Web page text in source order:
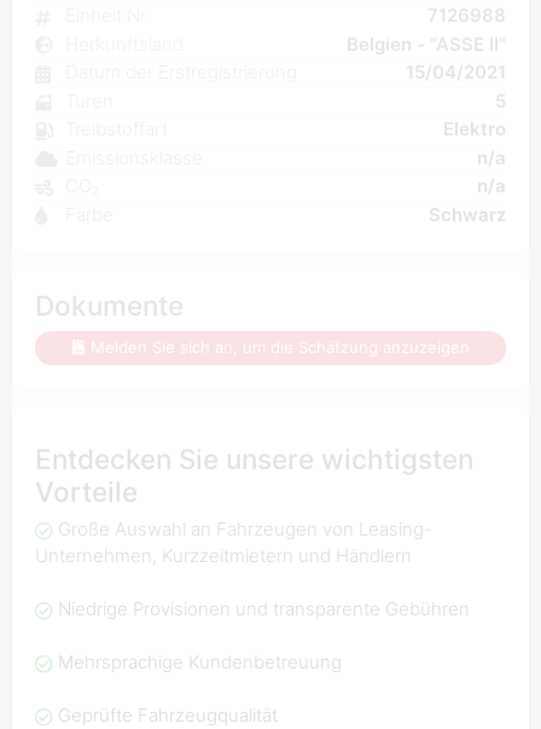
7126988
Belgien - "ASSE II"
15/04/2021
5
Elektro
n/a
n/a
Schwarz
Dokumente
Melden Sie sich an, um die Schätzung anzuzeigen
Entdecken Sie unsere wichtigsten
Vorteile
Große Auswahl an Fahrzeugen von Leasing-
Unternehmen, Kurzzeitmietern und Händlern
Niedrige Provisionen und transparente Gebühren
Mehrsprachige Kundenbetreuung
Geprüfte Fahrzeugqualität